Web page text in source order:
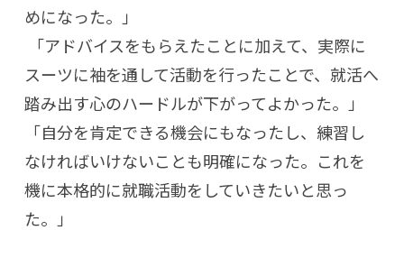
めになった。」
「アドバイスをもらえたことに加えて、実際に
スーツに袖を通して活動を行ったことで、就活へ
踏み出す心のハードルが下がってよかった。」
「自分を肯定できる機会にもなったし、練習し
なければいけないことも明確になった。これを
機に本格的に就職活動をしていきたいと思っ
た。」